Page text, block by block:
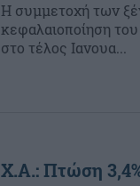
Η συμμετοχή των
κεφαλαιοποίηση
στο τέλος Ιανουα...
Χ.Α.: Πτώση